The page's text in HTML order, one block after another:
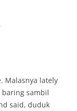
Malasnya lately
baring sambil
said, duduk